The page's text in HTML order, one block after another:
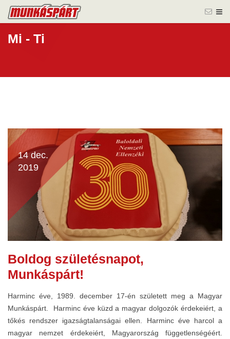
Mi - Ti
14 dec.
2019
Boldog születésnapot,
Munkáspárt!
Harminc éve, 1989. december 17-én született meg a Magyar
Munkáspárt. Harminc éve küzd a magyar dolgozók érdekeiért, a
tőkés rendszer igazságtalanságai ellen. Harminc éve harcol a
magyar nemzet érdekeiért, Magyarország függetlenségéért.